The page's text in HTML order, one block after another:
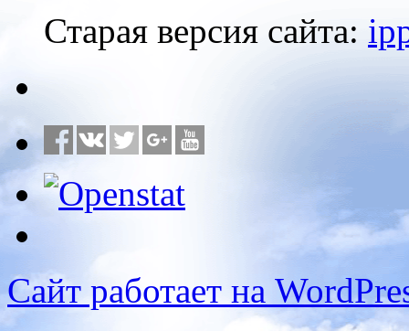
Старая версия сайта:
Сайт работает на